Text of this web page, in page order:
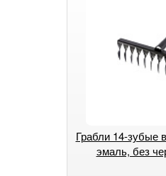
Грабли 14-зубые
эмаль, без